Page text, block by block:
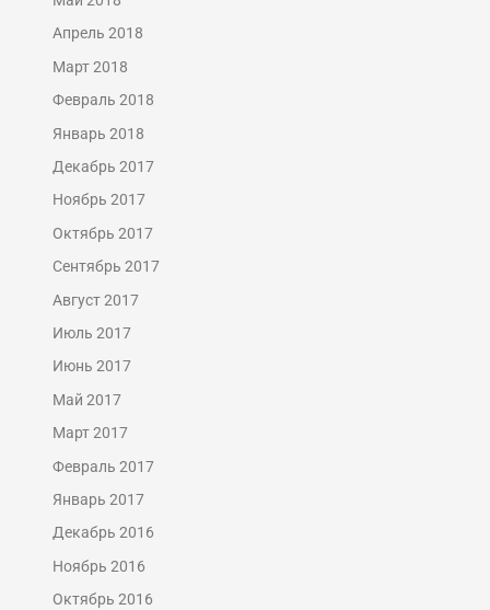
Апрель 2018
Март 2018
Февраль 2018
Январь 2018
Декабрь 2017
Ноябрь 2017
Октябрь 2017
Сентябрь 2017
Август 2017
Июль 2017
Июнь 2017
Май 2017
Март 2017
Февраль 2017
Январь 2017
Декабрь 2016
Ноябрь 2016
Октябрь 2016